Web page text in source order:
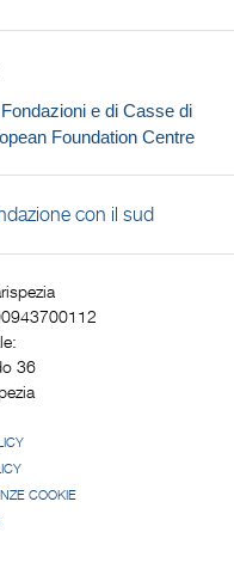
e di Casse di
Foundation Centre
36
COOKIE